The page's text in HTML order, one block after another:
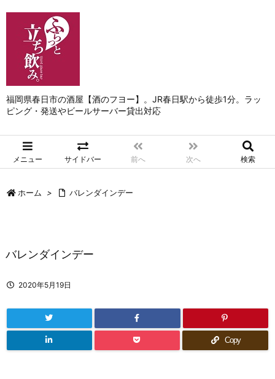
福岡県春日市の酒屋【酒のフヨー】。JR春日駅から徒歩1分。ラッ
ピング・発送やビールサーバー貸出対応
メニュー サイドバー 前へ 次へ 検索
ホーム > バレンダインデー
バレンダインデー
2020年5月19日
Copy